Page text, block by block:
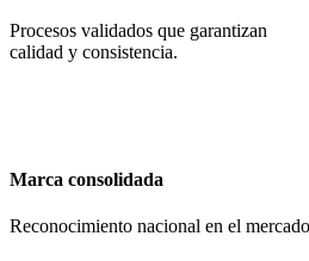
Procesos validados que garantizan
calidad y consistencia.
Marca consolidada
Reconocimiento nacional en el